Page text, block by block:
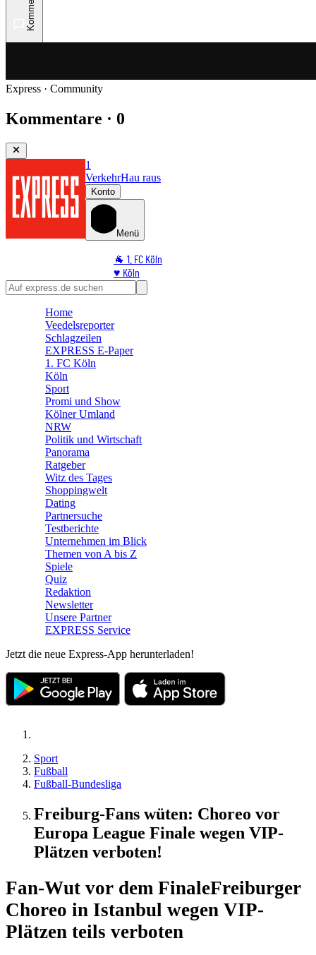
Express · Community
Kommentare · 0
1
VerkehrHau raus
Konto
Menü
🐐 1. FC Köln
♥️ Köln
⭐ Promi
🛒 Shoppingwelt
Home
Veedelsreporter
Schlagzeilen
EXPRESS E-Paper
1. FC Köln
Köln
Sport
Promi und Show
Kölner Umland
NRW
Politik und Wirtschaft
Panorama
Ratgeber
Witz des Tages
Shoppingwelt
Dating
Partnersuche
Testberichte
Unternehmen im Blick
Themen von A bis Z
Spiele
Quiz
Redaktion
Newsletter
Unsere Partner
EXPRESS Service
Jetzt die neue Express-App herunterladen!
Sport
Fußball
Fußball-Bundesliga
Freiburg-Fans wüten: Choreo vor
Europa League Finale wegen VIP-
Plätzen verboten!
Fan-Wut vor dem FinaleFreiburger
Choreo in Istanbul wegen VIP-
Plätzen teils verboten